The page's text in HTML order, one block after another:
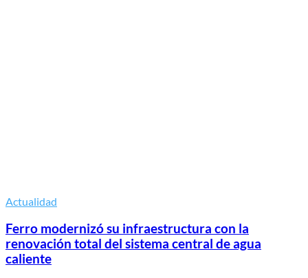
Actualidad
Ferro modernizó su infraestructura con la
renovación total del sistema central de agua
caliente